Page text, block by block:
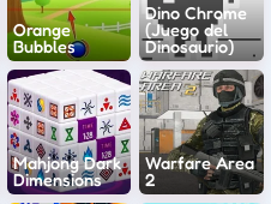
Orange
Bubbles
Dino Chrome
(Juego del
Dinosaurio)
Mahjong Dark
Dimensions
Warfare Area
2